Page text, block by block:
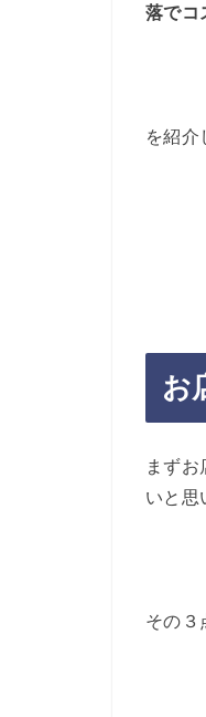
落でコ
を紹介
お
まず
いと思
その３